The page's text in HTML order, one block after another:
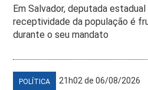
Em Salvador, deputada
receptividade da população é
durante o seu mandato
POLÍTICA 21h02 de 06/08/2026